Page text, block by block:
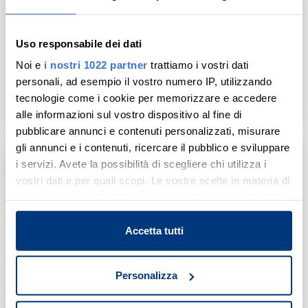
Uso responsabile dei dati
Noi e i nostri 1022 partner trattiamo i vostri dati
personali, ad esempio il vostro numero IP, utilizzando
tecnologie come i cookie per memorizzare e accedere
alle informazioni sul vostro dispositivo al fine di
pubblicare annunci e contenuti personalizzati, misurare
gli annunci e i contenuti, ricercare il pubblico e sviluppare
i servizi. Avete la possibilità di scegliere chi utilizza i
vostri dati e per quali scopi. Le vostre scelte in materia di
in cui avete effettuato le vostre scelte. È possibile
modificare o revocare il proprio consenso in qualsiasi
momento dalla Dichiarazione sui cookie o facendo clic
Con il tuo consenso, vorremmo anche:
Accetta tutti
Personalizza
Prezzo base
€ 6.800
Tribunale di Napoli
Ruolo: 218 / 2024
Lotto: 2
Udienza: 10/11/2026
Condividi
Asta telematica